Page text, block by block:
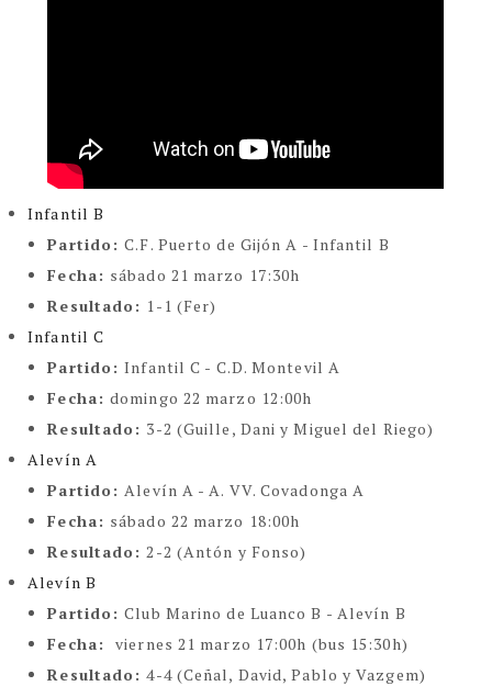
Infantil B
Partido:C.F. Puerto de Gijón A - Infantil B
Fecha: sábado 21 marzo 17:30h
Resultado: 1-1 (Fer)
Infantil C
Partido:Infantil C - C.D. Montevil A
Fecha:domingo 22 marzo 12:00h
Resultado: 3-2 (Guille, Dani y Miguel del Riego)
Alevín A
Partido:Alevín A - A. VV. Covadonga A
Fecha: sábado 22 marzo 18:00h
Resultado:2-2 (Antón y Fonso)
Alevín B
Partido:Club Marino de Luanco B - Alevín B
Fecha:
viernes 21 marzo 17:00h (bus 15:30h)
Resultado:4-4 (Ceñal, David, Pablo y Vazgem)